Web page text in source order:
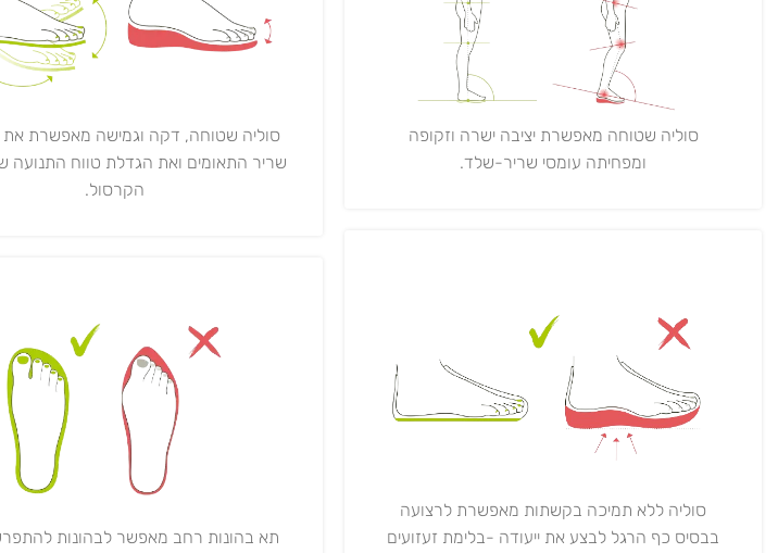
סוליה שטוחה מאפשרת יציבה ישרה וזקופה
ומפחיתה עומסי שריר-שלד.
סוליה ללא תמיכה בקשתות מאפשרת לרצועה
בבסיס כף הרגל לבצע את ייעודה -בלימת זעזועים
סוליה שטוחה, דקה וגמישה מאפשרת
שריר התאומים ואת הגדלת טווח התנועה
הקרסול.
תא בהונות רחב מאפשר לבהונות